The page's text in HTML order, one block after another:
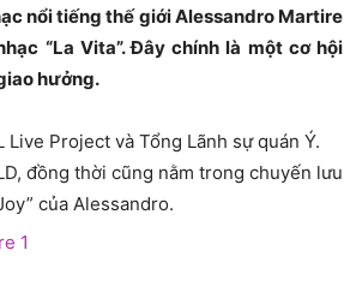
nổi tiếng thế giới Alessandro Martire
“La Vita”. Đây chính là một cơ hội
hưởng.
Project và Tổng Lãnh sự quán Ý.
đồng thời cũng nằm trong chuyến lưu
của Alessandro.